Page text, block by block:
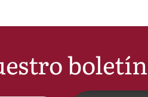
boletín